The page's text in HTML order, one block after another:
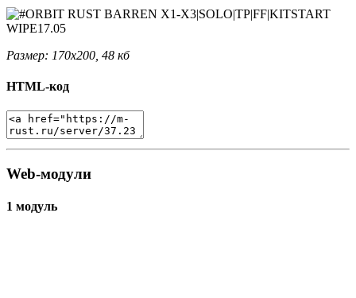
Размер: 170x200, 48 кб
HTML-код
Web-модули
1 модуль